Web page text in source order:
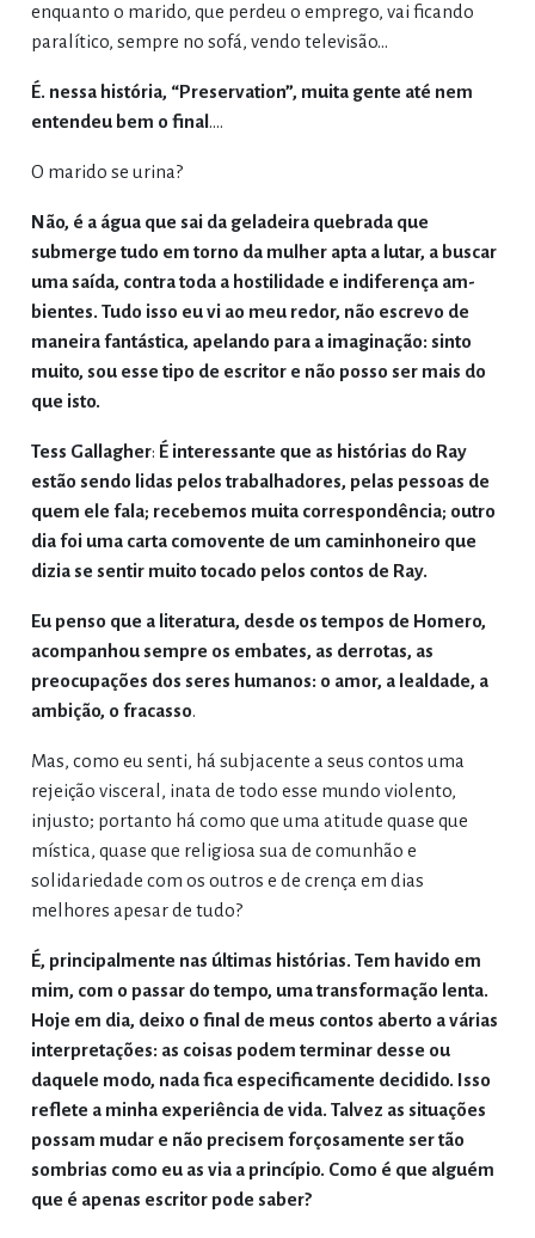
enquanto o marido, que perdeu o emprego, vai ficando
paralítico, sempre no sofá, vendo televisão...
É. nessa história, “Preservation”, muita gente até nem
entendeu bem o final.…
O marido se urina?
Não, é a água que sai da geladeira quebrada que
submerge tudo em torno da mulher apta a lutar, a buscar
uma saída, contra toda a hostilidade e indiferença am-
bientes. Tudo isso eu vi ao meu redor, não escrevo de
maneira fantástica, apelando para a imaginação: sinto
muito, sou esse tipo de escritor e não posso ser mais do
que isto.
Tess Gallagher: É interessante que as histórias do Ray
estão sendo lidas pelos trabalhadores, pelas pessoas de
quem ele fala; recebemos muita correspondência; outro
dia foi uma carta comovente de um caminhoneiro que
dizia se sentir muito tocado pelos contos de Ray.
Eu penso que a literatura, desde os tempos de Homero,
acompanhou sempre os embates, as derrotas, as
preocupações dos seres humanos: o amor, a lealdade, a
ambição, o fracasso.
Mas, como eu senti, há subjacente a seus contos uma
rejeição visceral, inata de todo esse mundo violento,
injusto; portanto há como que uma atitude quase que
mística, quase que religiosa sua de comunhão e
solidariedade com os outros e de crença em dias
melhores apesar de tudo?
É, principalmente nas últimas histórias. Tem havido em
mim, com o passar do tempo, uma transformação lenta.
Hoje em dia, deixo o final de meus contos aberto a várias
interpretações: as coisas podem terminar desse ou
daquele modo, nada fica especificamente decidido. Isso
reflete a minha experiência de vida. Talvez as situações
possam mudar e não precisem forçosamente ser tão
sombrias como eu as via a princípio. Como é que alguém
que é apenas escritor pode saber?